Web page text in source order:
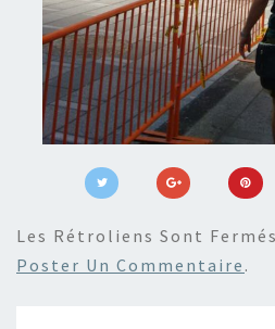
Les Rétroliens Sont
Poster Un Commentaire .